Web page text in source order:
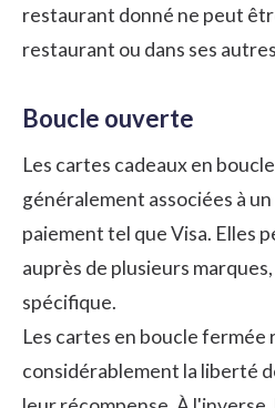
restaurant donné ne peut
restaurant ou dans ses
Boucle ouverte
Les cartes cadeaux en
généralement associées à
paiement tel que Visa. Elles
auprès de plusieurs
spécifique.
Les cartes en boucle fermée
considérablement la liberté